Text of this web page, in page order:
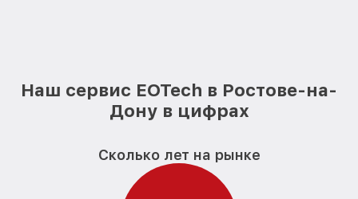
EOTech
от 2000₽
Восстановление питания оптического
Замена ключей управления оптического
Наш сервис EOTech в Ростове-на-
Дону в цифрах
Сколько лет на рынке